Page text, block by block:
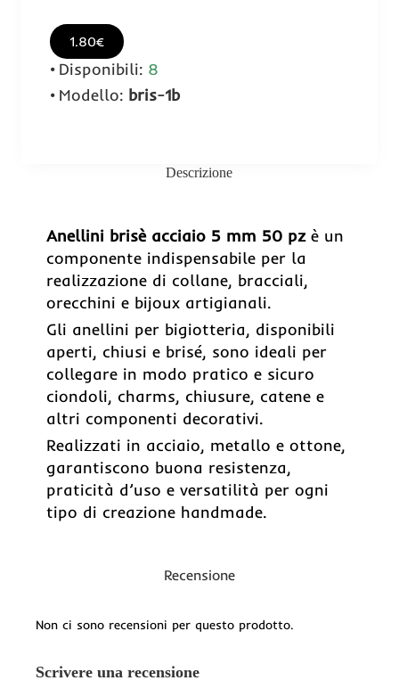
1.80€
Disponibili: 8
Modello: bris-1b
Descrizione
Anellini brisè acciaio 5 mm 50 pzè un
componente indispensabile per la
realizzazione di collane, bracciali,
orecchini e bijoux artigianali.
Gli anellini per bigiotteria, disponibili
aperti, chiusi e brisé, sono ideali per
collegare in modo pratico e sicuro
ciondoli, charms, chiusure, catene e
altri componenti decorativi.
Realizzati in acciaio, metallo e ottone,
garantiscono buona resistenza,
praticità d’uso e versatilità per ogni
tipo di creazione handmade.
Recensione
Non ci sono recensioni per questo prodotto.
Scrivere una recensione